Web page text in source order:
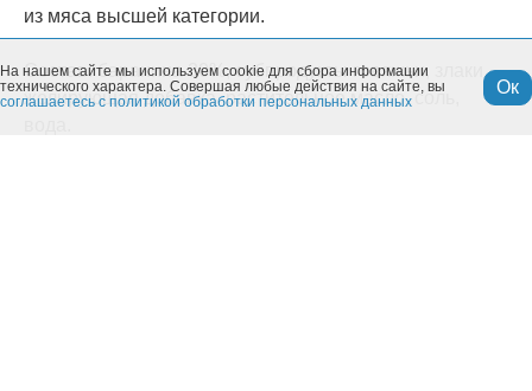
из мяса высшей категории.
Состав: баранина 30%, субпродукты говяжьи, злаки,
желирующая добавка, растительное масло, соль,
На нашем сайте мы используем cookie для сбора информации
технического характера. Совершая любые действия на сайте, вы
соглашаетесь с политикой обработки персональных данных
Ок